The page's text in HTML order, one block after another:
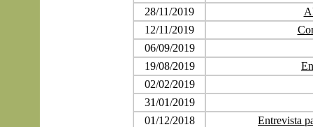
28/11/2019
12/11/2019
06/09/2019
19/08/2019
02/02/2019
31/01/2019
01/12/2018
Entrevista